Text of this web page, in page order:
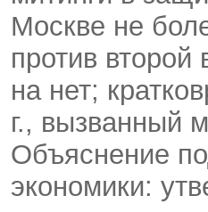
Москве не
против
на нет;
г., вызванный
Объяснение
экономики: